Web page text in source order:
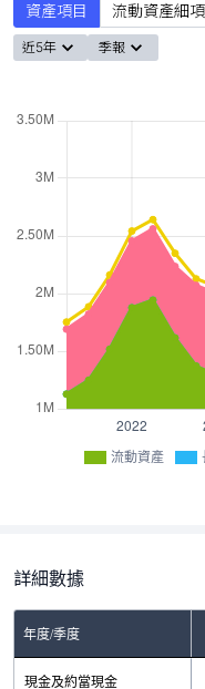
資產項目 流動資產細項
近5年 季報
流動資產
詳細數據
年度/季度2025-Q3
現金及約當現金
390,187